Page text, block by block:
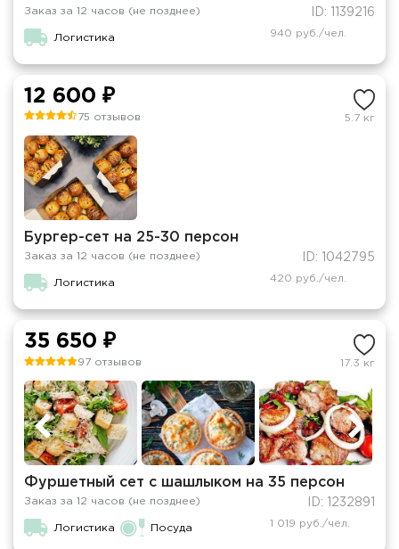
Заказ за 12 часов (не позднее) ID: 1139216
Логистика 940 руб./чел.
12 600 ₽
75 отзывов 5.7 кг
Бургер-сет на 25-30 персон
Заказ за 12 часов (не позднее) ID: 1042795
Логистика 420 руб./чел.
35 650 ₽
97 отзывов 17.3 кг
Фуршетный сет с шашлыком на 35 персон
Заказ за 12 часов (не позднее) ID: 1232891
Логистика Посуда 1 019 руб./чел.